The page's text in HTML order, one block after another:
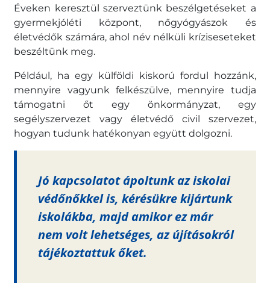
Éveken keresztül szerveztünk beszélgetéseket a
gyermekjóléti központ, nőgyógyászok és
életvédők számára, ahol név nélküli kríziseseteket
beszéltünk meg.
Például, ha egy külföldi kiskorú fordul hozzánk,
mennyire vagyunk felkészülve, mennyire tudja
támogatni őt egy önkormányzat, egy
segélyszervezet vagy életvédő civil szervezet,
hogyan tudunk hatékonyan együtt dolgozni.
Jó kapcsolatot ápoltunk az iskolai
védőnőkkel is, kérésükre kijártunk
iskolákba, majd amikor ez már
nem volt lehetséges, az újításokról
tájékoztattuk őket.